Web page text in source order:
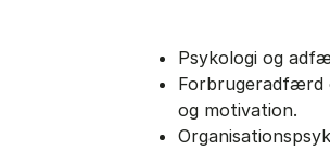
Psykologi og
Forbrugeradfærd
og motivation.